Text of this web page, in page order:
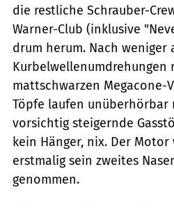
die restliche Schrauber-
Warner-Club (inklusive
drum herum. Nach weniger
Kurbelwellenumdrehungen
mattschwarzen Megacone-
Töpfe laufen unüberhörbar
vorsichtig steigernde
kein Hänger, nix. Der
erstmalig sein zweites
genommen.